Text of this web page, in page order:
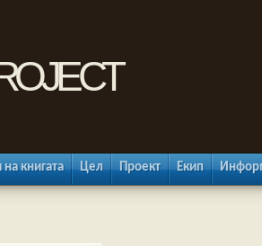
книгата Цел Проект Екип